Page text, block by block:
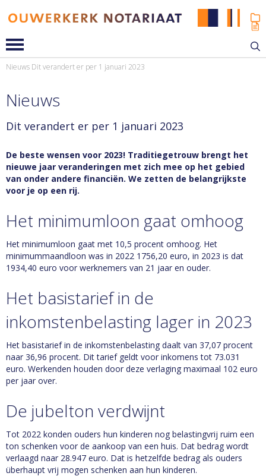
Nieuws Dit verandert er per 1 januari 2023
Nieuws
Dit verandert er per 1 januari 2023
De beste wensen voor 2023! Traditiegetrouw brengt het
nieuwe jaar veranderingen met zich mee op het gebied
van onder andere financiën. We zetten de belangrijkste
voor je op een rij.
Het minimumloon gaat omhoog
Het minimumloon gaat met 10,5 procent omhoog. Het
minimummaandloon was in 2022 1756,20 euro, in 2023 is dat
1934,40 euro voor werknemers van 21 jaar en ouder.
Het basistarief in de
inkomstenbelasting lager in 2023
Het basistarief in de inkomstenbelasting daalt van 37,07 procent
naar 36,96 procent. Dit tarief geldt voor inkomens tot 73.031
euro. Werkenden houden door deze verlaging maximaal 102 euro
per jaar over.
De jubelton verdwijnt
Tot 2022 konden ouders hun kinderen nog belastingvrij ruim een
ton schenken voor de aankoop van een huis. Dat bedrag wordt
verlaagd naar 28.947 euro. Dat is hetzelfde bedrag als ouders
überhaupt vrij mogen schenken aan hun kinderen.